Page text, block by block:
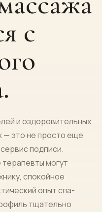
с
и оздоровительных
— это не просто еще
подписи.
могут
спокойное
опыт спа-
тщательно